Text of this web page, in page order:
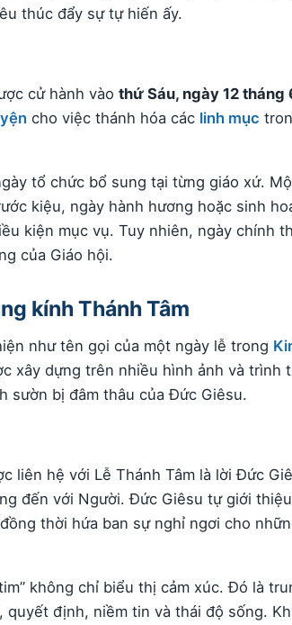
thúc đẩy sự tự hiến ấy.
cử hành vào thứ Sáu, ngày 12 tháng
cho việc thánh hóa các linh mục
tổ chức bổ sung tại từng giáo xứ.
kiệu, ngày hành hương hoặc sinh
kiện mục vụ. Tuy nhiên, ngày chính
của Giáo hội.
kính Thánh Tâm
như tên gọi của một ngày lễ trong
xây dựng trên nhiều hình ảnh và trình
sườn bị đâm thâu của Đức Giêsu.
liên hệ với Lễ Thánh Tâm là lời Đức
đến với Người. Đức Giêsu tự giới
thời hứa ban sự nghỉ ngơi cho
không chỉ biểu thị cảm xúc. Đó là
định, niềm tin và thái độ sống.